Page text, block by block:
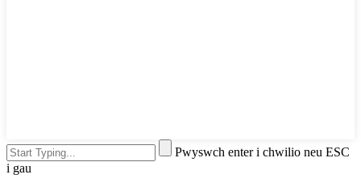
Pwyswch enter i chwilio neu ESC
i gau